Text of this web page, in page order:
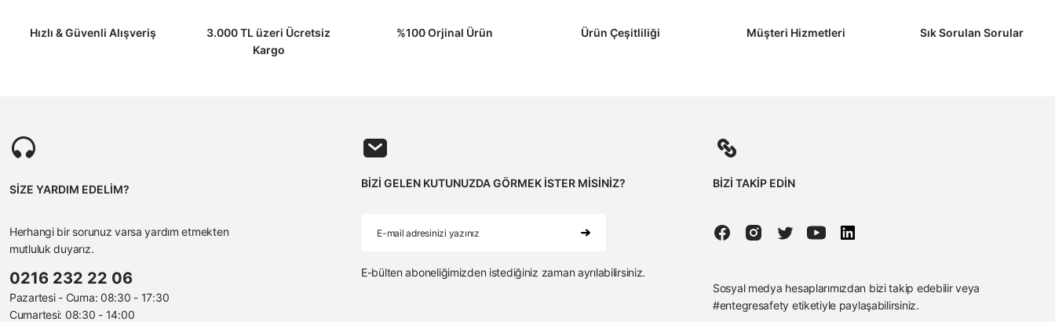
Hızlı & Güvenli Alışveriş
3.000 TL üzeri Ücretsiz
Kargo
%100 Orjinal Ürün Ürün Çeşitliliği Müşteri Hizmetleri Sık Sorulan Sorular
SİZE YARDIM EDELİM?
Herhangi bir sorunuz varsa yardım etmekten
mutluluk duyarız.
0216 232 22 06
Pazartesi - Cuma: 08:30 - 17:30
Cumartesi: 08:30 - 14:00
BİZİ GELEN KUTUNUZDA GÖRMEK İSTER MİSİNİZ?
E-bülten aboneliğimizden istediğiniz zaman ayrılabilirsiniz.
BİZİ TAKİP EDİN
Sosyal medya hesaplarımızdan bizi takip edebilir veya
#entegresafety etiketiyle paylaşabilirsiniz.